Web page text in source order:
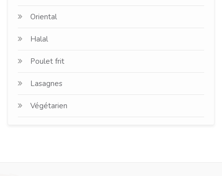
Oriental
Halal
Poulet frit
Lasagnes
Végétarien